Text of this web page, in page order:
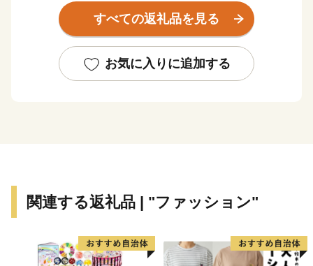
また、西海国立公園、大村湾県立公園、西彼杵半島県立
公園の３つの自然公園の指定区域があり、美しい海岸線
豊かな自然のおかげで海の幸や山の幸がたくさんあり、
「みかん」や「ゆで干し大根」、「伊勢海老」や「ゑべ
すべての返礼品を見る
お気に入りに追加する
関連する返礼品 | "ファッション"